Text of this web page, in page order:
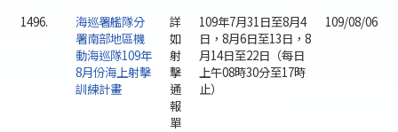
1496.
海巡署艦隊分
署南部地區機
動海巡隊109年
8月份海上射擊
訓練計畫
詳
如
射
擊
通
報
單
109年7月31日至8月4
日，8月6日至13日，8
月14日至22日（每日
上午08時30分至17時
止）
109/08/06